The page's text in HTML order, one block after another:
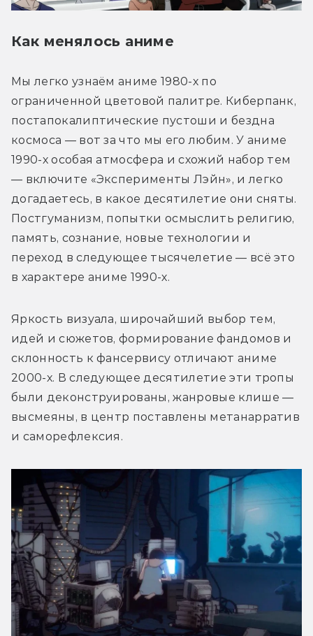
Как менялось аниме
Мы легко узнаём аниме 1980-х по
ограниченной цветовой палитре. Киберпанк,
постапокалиптические пустоши и бездна
космоса — вот за что мы его любим. У аниме
1990-х особая атмосфера и схожий набор тем
— включите «Эксперименты Лэйн», и легко
догадаетесь, в какое десятилетие они сняты.
Постгуманизм, попытки осмыслить религию,
память, сознание, новые технологии и
переход в следующее тысячелетие — всё это
в характере аниме 1990-х.
Яркость визуала, широчайший выбор тем,
идей и сюжетов, формирование фандомов и
склонность к фансервису отличают аниме
2000-х. В следующее десятилетие эти тропы
были деконструированы, жанровые клише —
высмеяны, в центр поставлены метанарратив
и саморефлексия.